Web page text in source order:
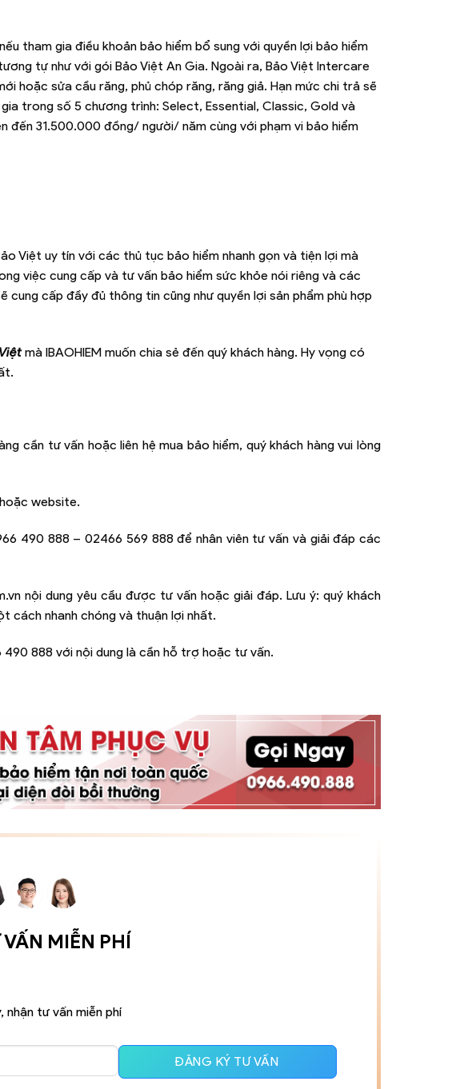
tham gia điều khoản bảo hiểm bổ sung với quyền lợi bảo hiểm
tự như với gói Bảo Việt An Gia. Ngoài ra, Bảo Việt Intercare
hoặc sửa cầu răng, phủ chóp răng, răng giả. Hạn mức chi trả sẽ
trong số 5 chương trình: Select, Essential, Classic, Gold và
31.500.000 đồng/ người/ năm cùng với phạm vi bảo hiểm
Việt uy tín với các thủ tục bảo hiểm nhanh gọn và tiện lợi mà
việc cung cấp và tư vấn bảo hiểm sức khỏe nói riêng và các
cung cấp đầy đủ thông tin cũng như quyền lợi sản phẩm phù hợp
mà IBAOHIEM muốn chia sẻ đến quý khách hàng. Hy vọng có
cần tư vấn hoặc liên hệ mua bảo hiểm, quý khách hàng vui lòng
website.
490 888 – 02466 569 888để nhân viên tư vấn và giải đáp các
nội dung yêu cầu được tư vấn hoặc giải đáp. Lưu ý: quý khách
cách nhanh chóng và thuận lợi nhất.
490 888 với nội dung là cần hỗ trợ hoặc tư vấn.
MIỄN PHÍ
nhận tư vấn miễn phí
ĐĂNG KÝ TƯ VẤN